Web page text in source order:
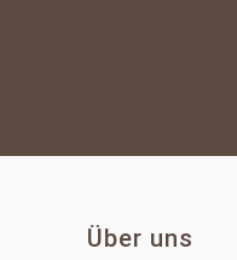
Über uns